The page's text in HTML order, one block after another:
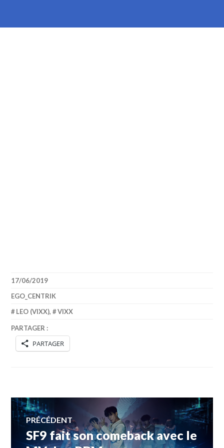
17/06/2019
EGO_CENTRIK
LEO (VIXX), VIXX
PARTAGER :
PARTAGER
Navigation
de
PRÉCÉDENT
Article
précédent :
SF9 fait son comeback avec le